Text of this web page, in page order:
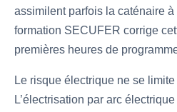
assimilent parfois la caténaire
formation SECUFER corrige
premières heures de
Le risque électrique ne se
L’électrisation par arc